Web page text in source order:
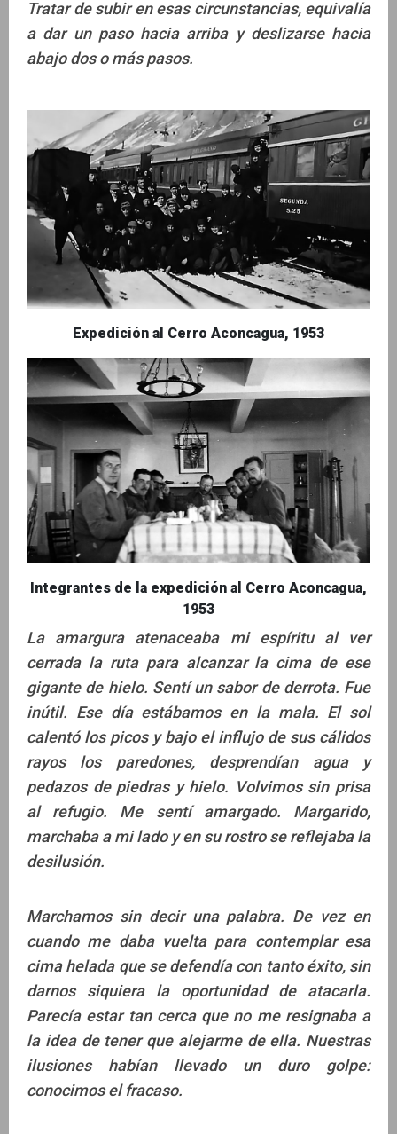
Tratar de subir en esas circunstancias, equivalía
a dar un paso hacia arriba y deslizarse hacia
abajo dos o más pasos.
Expedición al Cerro Aconcagua, 1953
Integrantes de la expedición al Cerro Aconcagua,
1953
La amargura atenaceaba mi espíritu al ver
cerrada la ruta para alcanzar la cima de ese
gigante de hielo. Sentí un sabor de derrota. Fue
inútil. Ese día estábamos en la mala. El sol
calentó los picos y bajo el influjo de sus cálidos
rayos los paredones, desprendían agua y
pedazos de piedras y hielo. Volvimos sin prisa
al refugio. Me sentí amargado. Margarido,
marchaba a mi lado y en su rostro se reflejaba la
desilusión.
Marchamos sin decir una palabra. De vez en
cuando me daba vuelta para contemplar esa
cima helada que se defendía con tanto éxito, sin
darnos siquiera la oportunidad de atacarla.
Parecía estar tan cerca que no me resignaba a
la idea de tener que alejarme de ella. Nuestras
ilusiones habían llevado un duro golpe:
conocimos el fracaso.